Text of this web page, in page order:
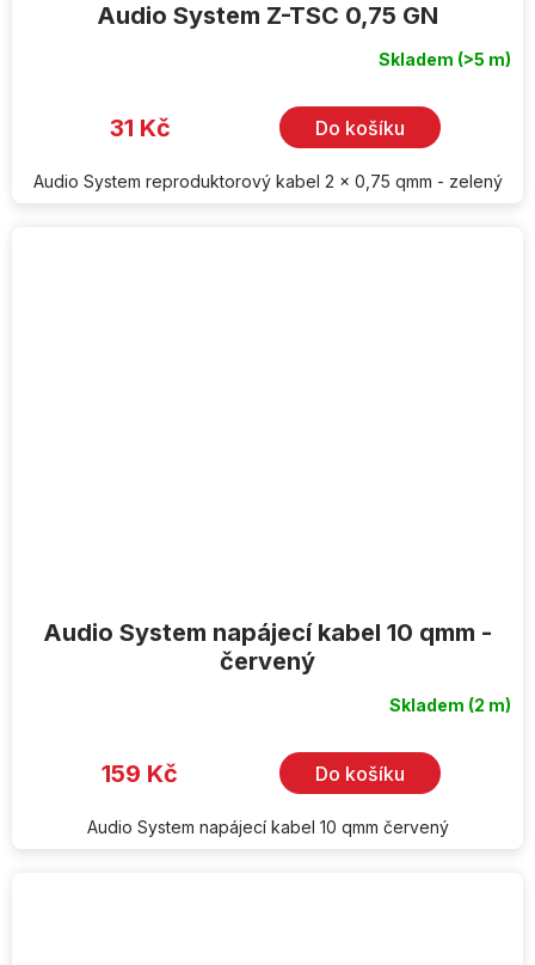
Audio System Z-TSC 0,75 GN
Skladem (>5 m)
31 Kč Do košíku
Audio System reproduktorový kabel 2 x 0,75 qmm - zelený
Audio System napájecí kabel 10 qmm -
červený
hvězdiček.
Skladem (2 m)
159 Kč Do košíku
Audio System napájecí kabel 10 qmm červený